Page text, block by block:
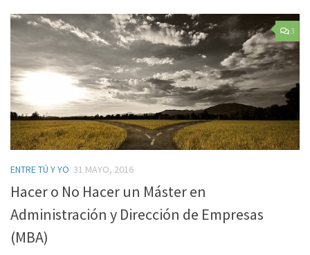
3
ENTRE TÚ Y YO 31 MAYO, 2016
Hacer o No Hacer un Máster en
Administración y Dirección de Empresas
(MBA)